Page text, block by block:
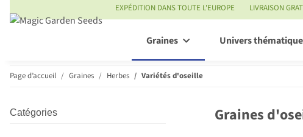
EXPÉDITION DANS TOUTE L'EUROPE LIVRAISON
Graines Univers
Page d’accueil Graines Herbes Variétés d'oseille
Graines
Catégories